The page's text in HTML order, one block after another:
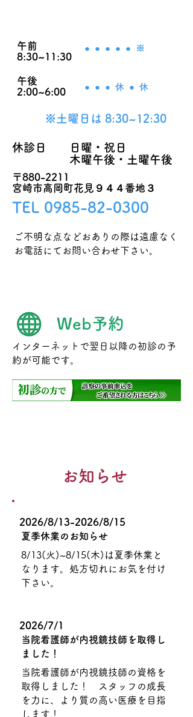
午前
8:30~11:30
● ● ● ● ● ※
午後
2:00~6:00
● ● ● 休 ● 休
※土曜日は 8:30~12:30
休診日 日曜・祝日
木曜午後・土曜午後
〒880-2211 ​
宮崎市高岡町花見９４４番地３
TEL 0985-82-0300
ご不明な点などおありの際は遠慮なく
お電話にてお問い合わせ下さい。
Web予約
インターネットで翌日以降の初診の予
約が可能です。
お知らせ
2026/8/13-2026/8/15
夏季休業のお知らせ
8/13(火)~8/15(木)は夏季休業と
なります。処方切れにお気を付け
下さい。
2026/7/1
当院看護師が内視鏡技師を取得し
ました！
当院看護師が内視鏡技師の資格を
取得しました！ スタッフの成長
を力に、より質の高い医療を目指
します！